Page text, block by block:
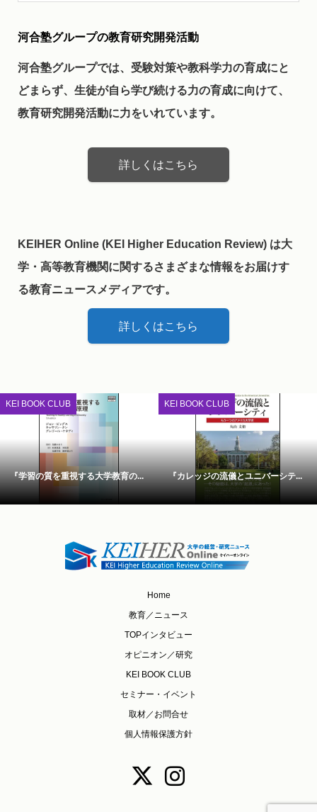
河合塾グループの教育研究開発活動
河合塾グループでは、受験対策や教科学力の育成にと
どまらず、生徒が自ら学び続ける力の育成に向けて、
教育研究開発活動に力をいれています。
詳しくはこちら
KEIHER Online (KEI Higher Education Review) は大
学・高等教育機関に関するさまざまな情報をお届けす
る教育ニュースメディアです。
詳しくはこちら
KEI BOOK CLUB
『学習の質を重視する大学教育の...
KEI BOOK CLUB
『カレッジの流儀とユニバーシテ...
Home
教育／ニュース
TOPインタビュー
オピニオン／研究
KEI BOOK CLUB
セミナー・イベント
取材／お問合せ
個人情報保護方針